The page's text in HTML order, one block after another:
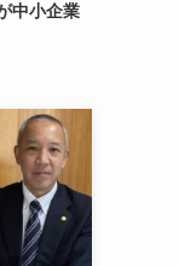
中小企業